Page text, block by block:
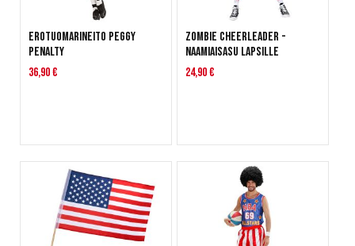
Erotuomarineito Peggy
Penalty
36,90 €
Zombie Cheerleader -
naamiaisasu lapsille
24,90 €